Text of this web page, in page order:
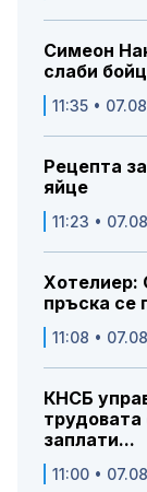
Симеон
слаби
11:35 •
Рецепта
яйце
11:23 •
Хотелиер:
пръска се
11:08 •
КНСБ
заплати...
11:00 •